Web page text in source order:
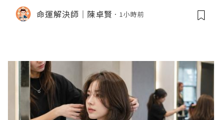
命運解決師｜陳卓賢 1小時前